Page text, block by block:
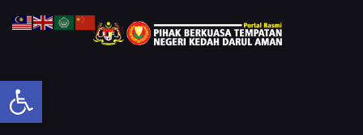
Open toolbar